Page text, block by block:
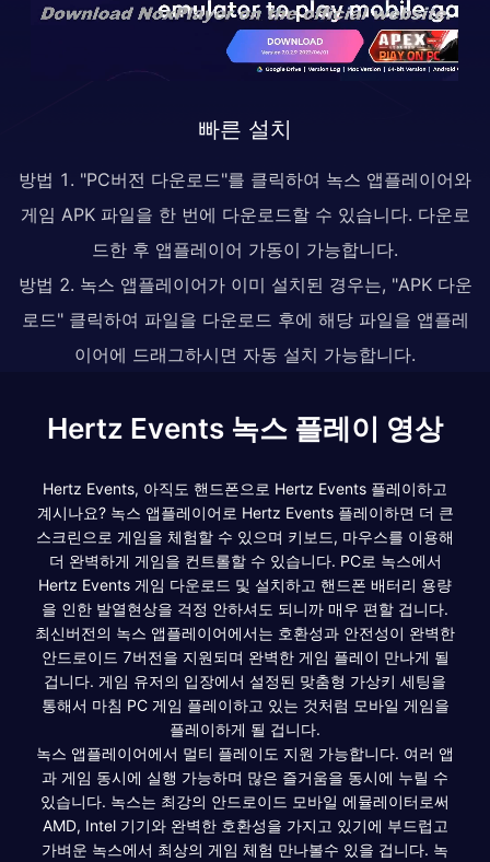
빠른 설치
방법 1. "PC버전 다운로드"를 클릭하여 녹스 앱플레이어와
게임 APK 파일을 한 번에 다운로드할 수 있습니다. 다운로
드한 후 앱플레이어 가동이 가능합니다.
방법 2. 녹스 앱플레이어가 이미 설치된 경우는, "APK 다운
로드" 클릭하여 파일을 다운로드 후에 해당 파일을 앱플레
이어에 드래그하시면 자동 설치 가능합니다.
Hertz Events 녹스 플레이 영상
Hertz Events, 아직도 핸드폰으로 Hertz Events 플레이하고
계시나요? 녹스 앱플레이어로 Hertz Events 플레이하면 더 큰
스크린으로 게임을 체험할 수 있으며 키보드, 마우스를 이용해
더 완벽하게 게임을 컨트롤할 수 있습니다. PC로 녹스에서
Hertz Events 게임 다운로드 및 설치하고 핸드폰 배터리 용량
을 인한 발열현상을 걱정 안하셔도 되니까 매우 편할 겁니다.
최신버전의 녹스 앱플레이어에서는 호환성과 안전성이 완벽한
안드로이드 7버전을 지원되며 완벽한 게임 플레이 만나게 될
겁니다. 게임 유저의 입장에서 설정된 맞춤형 가상키 세팅을
통해서 마침 PC 게임 플레이하고 있는 것처럼 모바일 게임을
플레이하게 될 겁니다.
녹스 앱플레이어에서 멀티 플레이도 지원 가능합니다. 여러 앱
과 게임 동시에 실행 가능하며 많은 즐거움을 동시에 누릴 수
있습니다. 녹스는 최강의 안드로이드 모바일 에뮬레이터로써
AMD, Intel 기기와 완벽한 호환성을 가지고 있기에 부드럽고
가벼운 녹스에서 최상의 게임 체험 만나볼수 있을 겁니다. 녹